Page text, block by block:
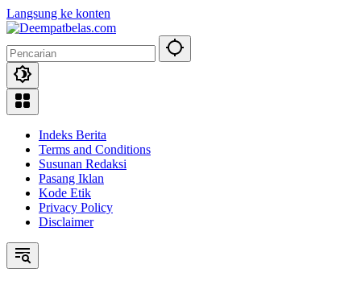
Langsung ke konten
Indeks Berita
Terms and Conditions
Susunan Redaksi
Pasang Iklan
Kode Etik
Privacy Policy
Disclaimer